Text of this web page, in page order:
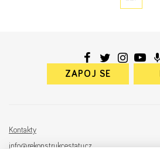
ZAPOJ SE
Kontakty
info@rekonstrukcestatu.cz